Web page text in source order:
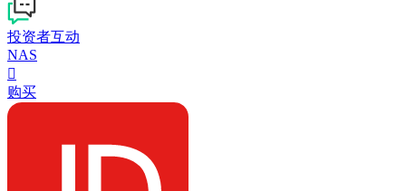
投资者互动
NAS

购买